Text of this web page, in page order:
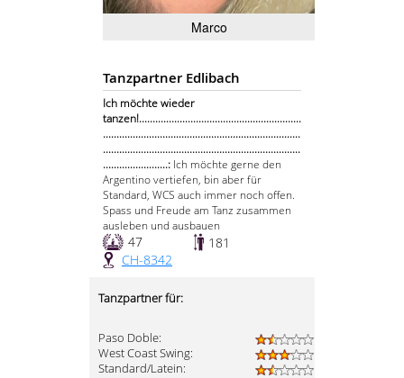
Marco
Tanzpartner Edlibach
Ich möchte wieder
tanzen!............................................................
.........................................................................
.........................................................................
........................: Ich möchte gerne den
Argentino vertiefen, bin aber für
Standard, WCS auch immer noch offen.
Spass und Freude am Tanz zusammen
ausleben und ausbauen
47
181
CH-8342
Tanzpartner für:
Paso Doble:
West Coast Swing:
Standard/Latein: